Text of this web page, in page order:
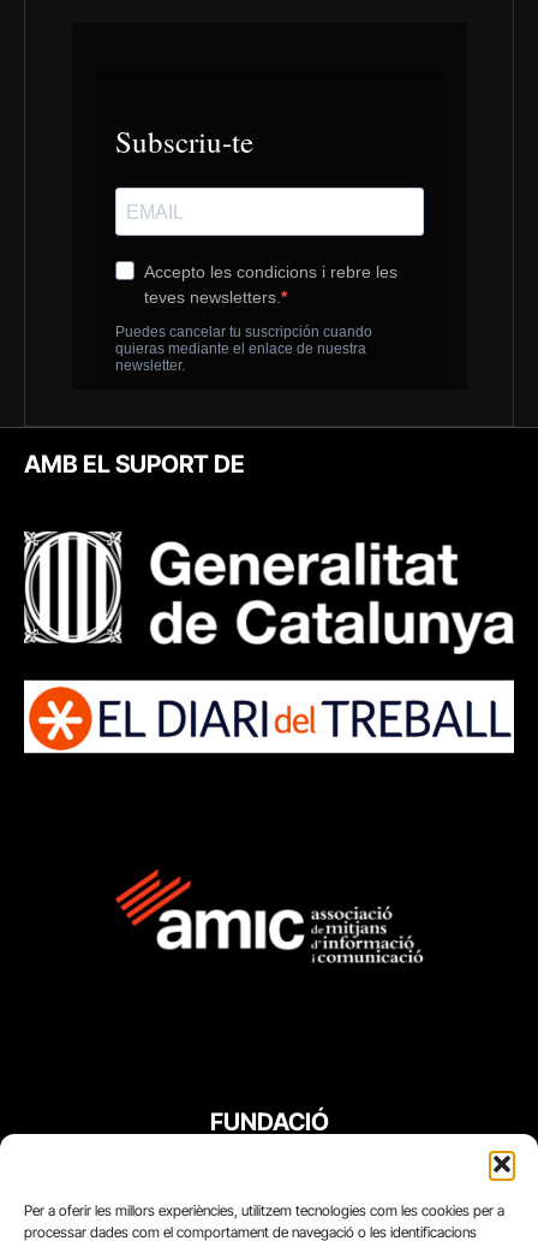
Per a oferir les millors experiències, utilitzem tecnologies com les cookies per a
processar dades com el comportament de navegació o les identificacions
AMB EL SUPORT DE
FUNDACIÓ